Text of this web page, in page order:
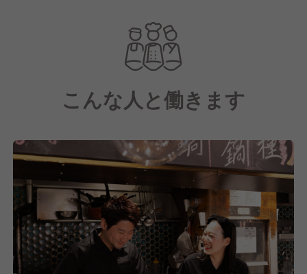
大和肉鶏、近江鴨、焚き、煮込み、炭と薪を軸にメニ
ューを作っていっております。
店舗は、1,2階の2フロア営業で、客席は合わせて40席
ほどです。
立ち上げからスタートダッシュをきれるように、頑張
っていきたいと思っております。
弊社のコンセプトでもある、個人店集団としてのこだ
わりをしっかり詰め込み
地域に根付ける、あたたかみのあるお店とスタッフで
大阪1番店を目指して一生懸命、日々楽しく営業して
いきたいと思っております!!
こんな人と働きます